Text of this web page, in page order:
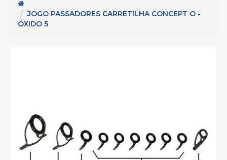
para cabos (45)
K (32)
JOGO PASSADORES CARRETILHA CONCEPT O -
ÓXIDO 5